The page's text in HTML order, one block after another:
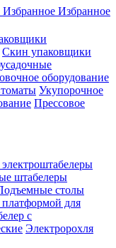
Избранное Избранное
Скин упаковщики
оборудование
Укупорочное
Прессовое
штабелеры
столы
для
с
Электророхля